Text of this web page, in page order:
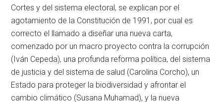
Cortes y del sistema electoral, se explican por el
agotamiento de la Constitución de 1991, por cual es
correcto el llamado a diseñar una nueva carta,
comenzado por un macro proyecto contra la corrupción
(Iván Cepeda), una profunda reforma política, del sistema
de justicia y del sistema de salud (Carolina Corcho), un
Estado para proteger la biodiversidad y afrontar el
cambio climático (Susana Muhamad), y la nueva